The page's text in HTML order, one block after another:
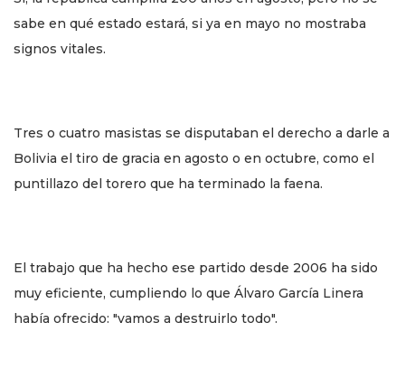
sabe en qué estado estará, si ya en mayo no mostraba
signos vitales.
Tres o cuatro masistas se disputaban el derecho a darle a
Bolivia el tiro de gracia en agosto o en octubre, como el
puntillazo del torero que ha terminado la faena.
El trabajo que ha hecho ese partido desde 2006 ha sido
muy eficiente, cumpliendo lo que Álvaro García Linera
había ofrecido: "vamos a destruirlo todo".